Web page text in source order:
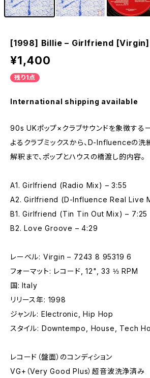
[1998] Billie – Girlfriend [Virgin]
¥1,400
残り1点
International shipping available
90s UKポップ×クラブサウンドを象徴する
よるクラブミックスから、D-Influenceの洗
解釈まで、ポップとハウスの橋渡し的内容。
A1. Girlfriend (Radio Mix) – 3:55
A2. Girlfriend (D-Influence Real Live
B1. Girlfriend (Tin Tin Out Mix) – 7:25
B2. Love Groove – 4:29
レーベル: Virgin – 7243 8 95319 6
フォーマット: レコード, 12", 33 ⅓ RPM
国: Italy
リリース年: 1998
ジャンル: Electronic, Hip Hop
スタイル: Downtempo, House, Tech
レコード（盤面）のコンディション
VG+（Very Good Plus）超音波洗浄済み